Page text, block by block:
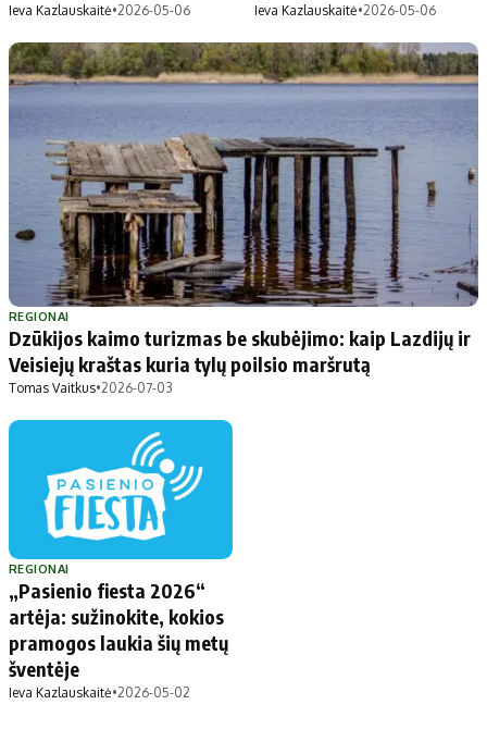
Ieva Kazlauskaitė•2026-05-06 Ieva Kazlauskaitė•2026-05-06
REGIONAI
Dzūkijos kaimo turizmas be skubėjimo: kaip Lazdijų ir
Veisiejų kraštas kuria tylų poilsio maršrutą
Tomas Vaitkus•2026-07-03
REGIONAI
„Pasienio fiesta 2026“
artėja: sužinokite, kokios
pramogos laukia šių metų
šventėje
Ieva Kazlauskaitė•2026-05-02